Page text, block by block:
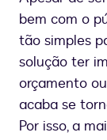
bem com o
tão simples
solução ter
orçamento
acaba se
Por isso, a